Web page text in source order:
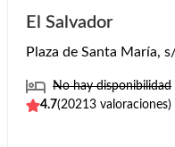
El Salvador
Plaza de Santa María,
No hay disponibilidad
4.7(20213 valoraciones)